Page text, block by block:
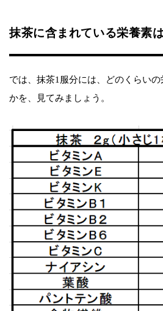
抹茶に含まれている栄養素
では、抹茶1服分には、どのくらい
かを、見てみましょう。